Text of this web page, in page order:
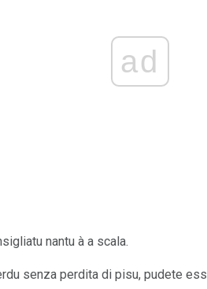
ad
nantu à a scala.
senza perdita di pisu, pudete